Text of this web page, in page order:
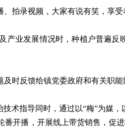
录视频，大家有说有笑，享受
业发展情况时，种植户普遍反
时反馈给镇党委政府和有关职能
指导同时，通过以“梅”为媒，
开播，开展线上带货销售，促